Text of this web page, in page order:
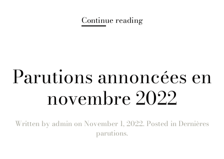
Continue reading
Parutions annoncées en
novembre 2022
Written by admin on November 1, 2022. Posted in Dernières
parutions.